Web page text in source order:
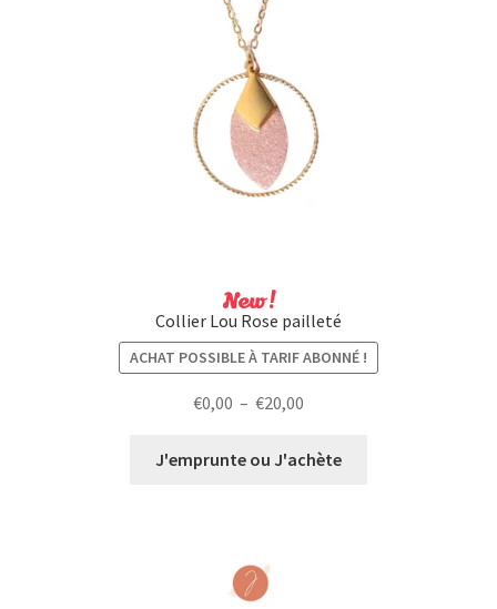
New !
Collier Lou Rose pailleté
ACHAT POSSIBLE À TARIF ABONNÉ !
€0,00 – €20,00
prix :
J'emprunte ou J'achète